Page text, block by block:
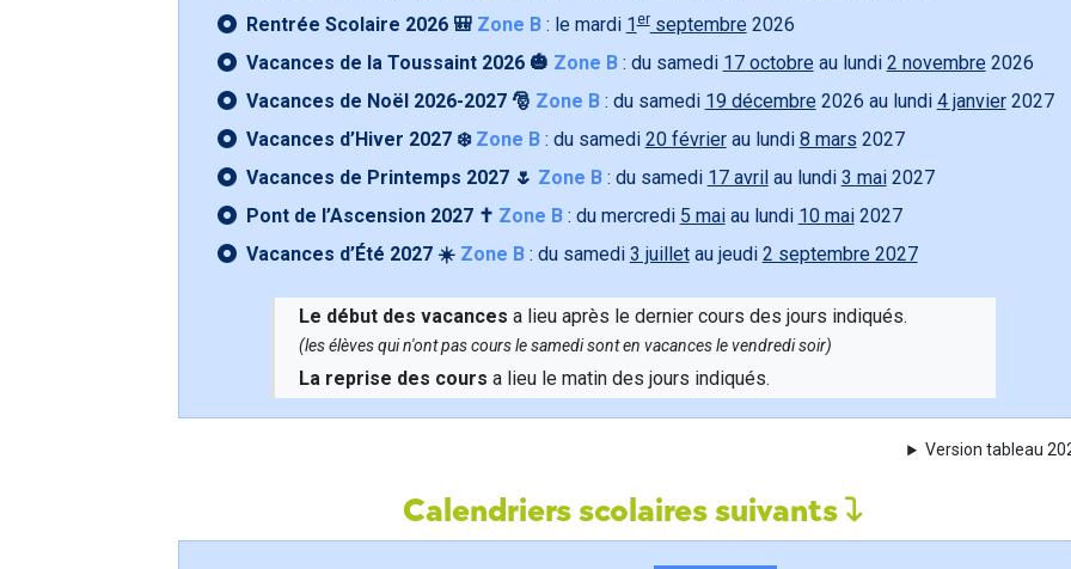
Rentrée Scolaire 2026 🎒 Zone B: le mardi 1erseptembre 2026
Vacances de la Toussaint 2026 🎃 Zone B: du samedi 17 octobre au lundi 2 novembre 2026
Vacances de Noël 2026-2027 🎅 Zone B: du samedi 19 décembre 2026 au lundi 4 janvier2027
Vacances d’Hiver 2027 ❄️ Zone B: du samedi 20 févrierau lundi 8 mars 2027
Vacances de Printemps 2027 🌷 Zone B: du samedi 17 avril au lundi 3 mai2027
Pont de l’Ascension 2027 ✝️ Zone B: du mercredi 5 maiau lundi 10 mai2027
Vacances d’Été 2027 ☀️ Zone B: du samedi 3 juilletau jeudi 2 septembre 2027
Le début des vacances a lieu après le dernier cours des jours indiqués.
(les élèves qui n'ont pas cours le samedi sont en vacances le vendredi soir)
La reprise des cours a lieu le matin des jours indiqués.
Version tableau
Calendriers scolaires suivants